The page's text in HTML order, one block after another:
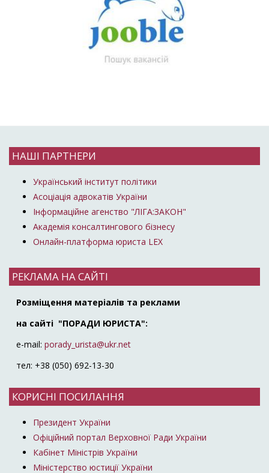
НАШІ ПАРТНЕРИ
Український інститут політики
Асоціація адвокатів України
Інформаційне агенство "ЛІГА:ЗАКОН"
Академія консалтингового бізнесу
Онлайн-платформа юриста LEX
РЕКЛАМА НА САЙТІ
Розміщення матеріалів та реклами
на сайті "ПОРАДИ ЮРИСТА":
e-mail: porady_urista@ukr.net
тел: +38 (050) 692-13-30
КОРИСНІ ПОСИЛАННЯ
Президент України
Офіційний портал Верховної Ради України
Кабінет Міністрів України
Міністерство юстиції України